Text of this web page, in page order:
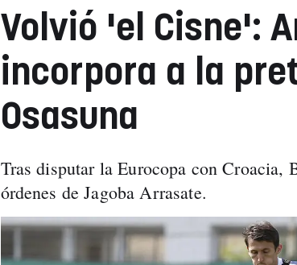
Volvió 'el Cisne':
incorpora a la
Osasuna
Tras disputar la Eurocopa con Croacia,
órdenes de Jagoba Arrasate.